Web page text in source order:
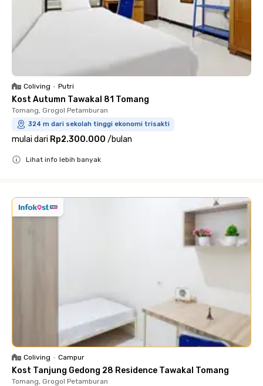
Coliving • Putri
Kost Autumn Tawakal 81 Tomang
Tomang, Grogol Petamburan
324 m dari sekolah tinggi ekonomi trisakti
mulai dari Rp2.300.000 /bulan
Lihat info lebih banyak
Coliving • Campur
Kost Tanjung Gedong 28 Residence Tawakal Tomang
Tomang, Grogol Petamburan